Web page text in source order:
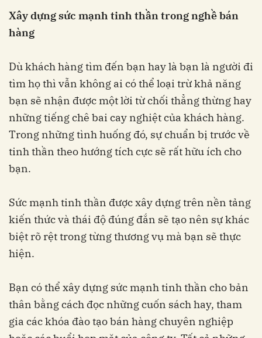
Xây dựng sức mạnh tinh thần trong nghề bán
hàng
Dù khách hàng tìm đến bạn hay là bạn là người đi
tìm họ thì vẫn không ai có thể loại trừ khả năng
bạn sẽ nhận được một lời từ chối thẳng thừng hay
những tiếng chê bai cay nghiệt của khách hàng.
Trong những tình huống đó, sự chuẩn bị trước về
tinh thần theo hướng tích cực sẽ rất hữu ích cho
bạn.
Sức mạnh tinh thần được xây dựng trên nền tảng
kiến thức và thái độ đúng đắn sẽ tạo nên sự khác
biệt rõ rệt trong từng thương vụ mà bạn sẽ thực
hiện.
Bạn có thể xây dựng sức mạnh tinh thần cho bản
thân bằng cách đọc những cuốn sách hay, tham
gia các khóa đào tạo bán hàng chuyên nghiệp